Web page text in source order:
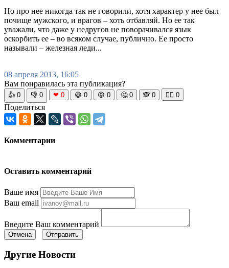
Но про нее никогда так не говорили, хотя характер у нее был
почище мужского, и врагов – хоть отбавляй. Но ее так
уважали, что даже у недругов не поворачивался язык
оскорбить ее – во всяком случае, публично. Ее просто
называли – железная леди...
08 апреля 2013, 16:05
Вам понравилась эта публикация?
👍 0 👎 0 ❤ 0 😆 0 😡 0 🤔 0 🙈 0 🧘‍♀️ 0
Поделиться
Комментарии
Оставить комментарий
Ваше имя
Ваш email
Введите Ваш комментарий
Отмена Отправить
Другие Новости